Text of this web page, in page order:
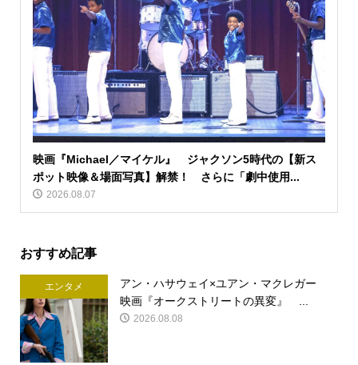
映画『Michael／マイケル』 ジャクソン5時代の【新ス
ポット映像＆場面写真】解禁！ さらに「劇中使用...
2026.08.07
おすすめ記事
エンタメ
アン・ハサウェイ×ユアン・マクレガー
映画『オークストリートの異変』 ...
2026.08.08